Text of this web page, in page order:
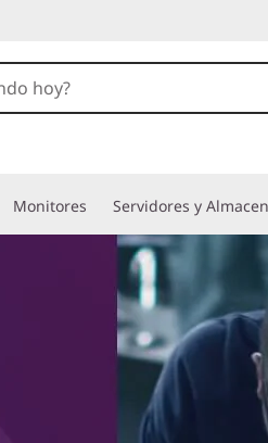
Monitores Servidores y